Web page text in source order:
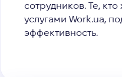
сотрудников. Те,
услугами Work.ua,
эффективность.